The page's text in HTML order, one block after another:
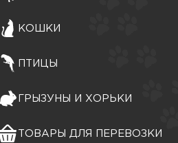
КОШКИ
ПТИЦЫ
ГРЫЗУНЫ И ХОРЬКИ
ТОВАРЫ ДЛЯ ПЕРЕВОЗКИ